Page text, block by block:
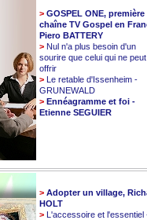
> GOSPEL ONE, première
chaîne TV Gospel en
Piero BATTERY
> Nul n'a plus besoin d'un
sourire que celui qui ne
offrir
> Le retable d'Issenheim -
GRUNEWALD
> Ennéagramme et foi -
Etienne SEGUIER
> Adopter un village,
HOLT
> L'accessoire et l'essentiel